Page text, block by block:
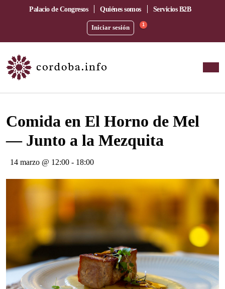
Palacio de Congresos Quiénes somos Servicios B2B
Iniciar sesión 1
Este evento ha pasado.
Comida en El Horno de Mel
— Junto a la Mezquita
14 marzo @ 12:00 - 18:00